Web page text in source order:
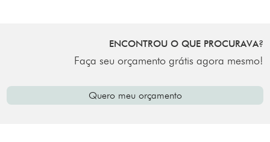
ENCONTROU O QUE PROCURAVA?
Faça seu orçamento grátis agora mesmo!
Quero meu orçamento